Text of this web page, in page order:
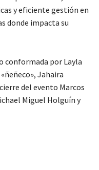
y eficiente gestión en
donde impacta su
conformada por Layla
Jahaira
del evento Marcos
Miguel Holguín y